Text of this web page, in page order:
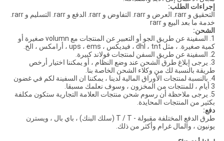
إجراءات الطلب:
التحقيق و rarr. العرض و rarr. التفاوض و rarr. الدفع و rarr. التسليم و rarr.
خدمة ما بعد البيع و rarr
الشحن:
1. السفينة عن طريق الجو أو التعبير عن المنتجات مع volumn صغيرة أو
كمية صغيرة. ، مثل dhl ، tnt ، فيديكس ، ups ، ems ، أرامكس ، الخ.
2. السفينة عن طريق السفن لمنتجات فولاند كبيرة.
3. يرجى إبلاغ طرق الشحن عند وضع النظام ، أو يمكننا اختيار أرخص
طريقة بالنسبة لك من وكلاء الشحن الخاصة بنا.
4. بالنسبة لمنتجات الأوراق المالية لدينا ، يمكننا ان السفينة لكم في غضون
3 أيام ، للمنتجات من المخزون ، وسوف نعلمك مسبقا.
5. يرجى ملاحظة أن رسوم شحن منتجات العلامة التجارية ستكون مكلفة
بكثير من المنتجات المحايدة.
دفع:
طرق الدفع المختلفة مقبولة - T / T (سلك البنك) ، باي بال ، ويسترن
يونيون ، والمال غرام وأكثر من ذلك.